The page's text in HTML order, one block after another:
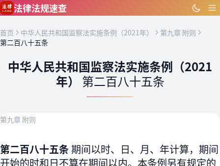
跳到主要内容
法律法规速查
首页 中华人民共和国监察法实施条例（2021年）
第九章 附则
第二百八十五条
中华人民共和国监察法实施条例（2021
年） 第二百八十五条
第九章 附则
第二百八十五条期间以时、日、月、年计算，期间
开始的时和日不算在期间以内。本条例另有规定的